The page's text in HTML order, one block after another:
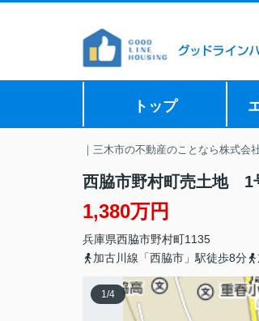
トップ
｜三木市の不動産のことなら株式会
西脇市野村町売土地 1
1,380万円
兵庫県西脇市野村町1135
加古川線「西脇市」駅徒歩8分
1/4